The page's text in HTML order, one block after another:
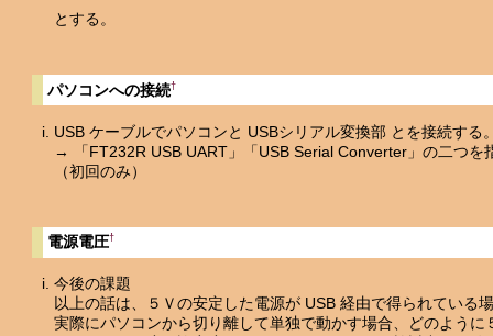
とする。
パソコンへの接続†
USB ケーブルでパソコンと USBシリアル変換部 とを接続す
→ 「FT232R USB UART」「USB Serial Converter」の二つを
（初回のみ）
電源電圧†
今後の課題
以上の話は、５Ｖの安定した電源が USB 経由で得られている
実際にパソコンから切り離して単独で動かす場合、どのように